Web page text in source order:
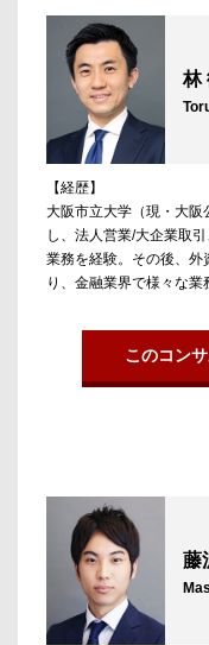
大手事業会社への支援を
林
【経歴】
大阪市立大学（現・大
し、法人営業/大企業取
業務を経験。その後、外
り、金融業界で様々な
ロープに参画。
【担当領域】
ー、アセットマネジメ
【直近の主な支援実績】
・日系金融機関 → PE
・日系投資銀行 → 外
・総合商社 → PEファ
・日系金融機関 → 外資
ブ）
・外資投資銀行 → 外資
このコン
藤